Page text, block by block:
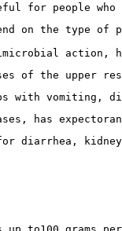
for people
on the type of
of the upper
with vomiting,
has
diarrhea,